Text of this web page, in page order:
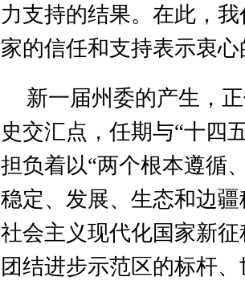
力支持的结果。在此，
家的信任和支持表示衷心
新一届州委的产生，
史交汇点，任期与“十四
担负着以“两个根本遵循
稳定、发展、生态和边
社会主义现代化国家新
团结进步示范区的标杆